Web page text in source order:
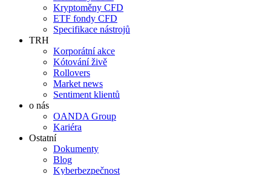
Kryptoměny CFD
ETF fondy CFD
Specifikace nástrojů
TRH
Korporátní akce
Kótování živě
Rollovers
Market news
Sentiment klientů
o nás
OANDA Group
Kariéra
Ostatní
Dokumenty
Blog
Kyberbezpečnost